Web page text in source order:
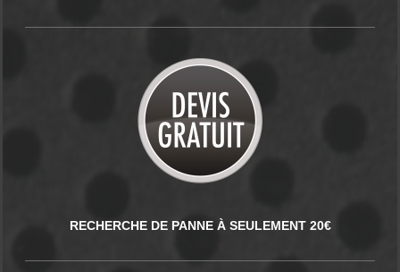
RECHERCHE DE PANNE À SEULEMENT 20€